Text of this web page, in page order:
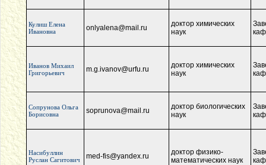
Кулиш Елена
Ивановна
onlyalena@mail.ru
доктор химических
наук
Иванов Михаил
Григорьевич
m.g.ivanov@urfu.ru
доктор химических
наук
Сопрунова Ольга
Борисовна
soprunova@mail.ru
доктор биологических
наук
Насибуллин
Руслан Сагитович
med-fis@yandex.ru
доктор физико-
математических наук